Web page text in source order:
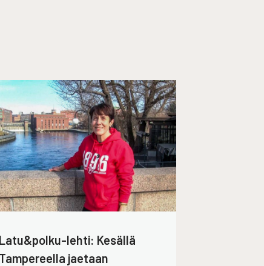
Latu&polku-lehti: Kesällä
Tampereella jaetaan